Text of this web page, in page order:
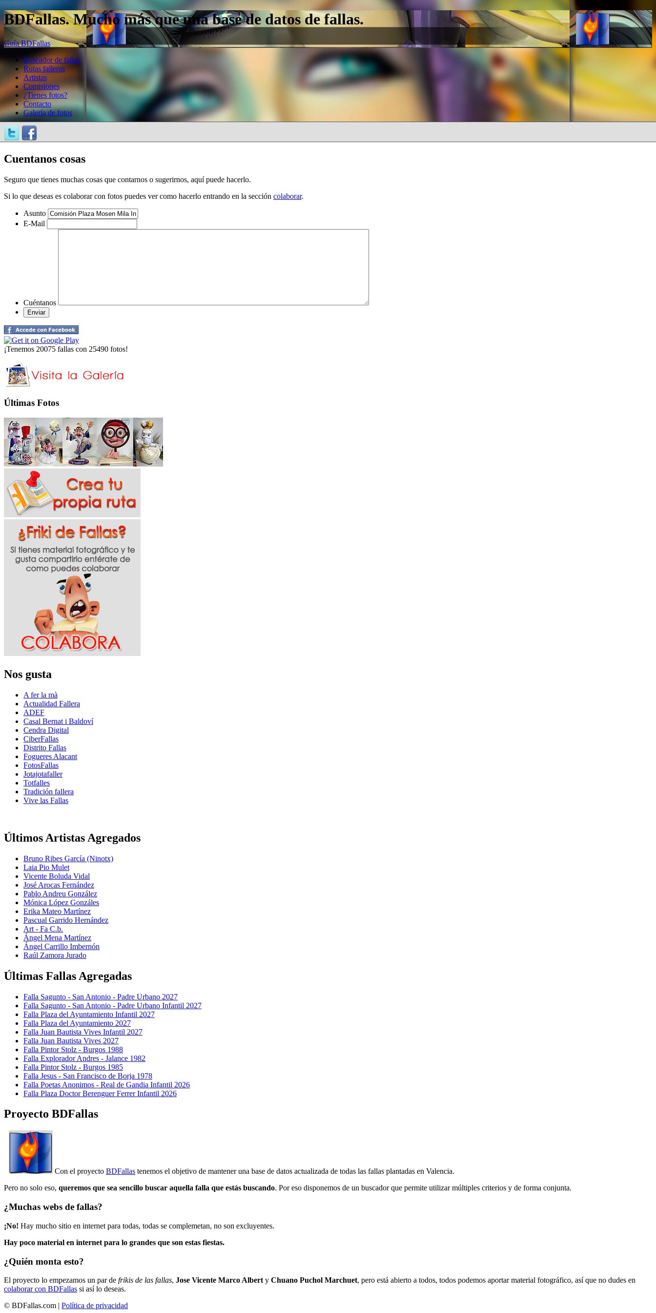
BDFallas. Mucho más que una base de datos de fallas.
Guía BDFallas
Buscador de fallas
Rutas falleras
Artistas
Comisiones
¿Tienes fotos?
Contacto
Galería de fotos
Cuentanos cosas
Seguro que tienes muchas cosas que contarnos o sugerirnos, aquí puede hacerlo.
Si lo que deseas es colaborar con fotos puedes ver como hacerlo entrando en la sección colaborar.
Asunto
E-Mail
Cuéntanos
¡Tenemos 20075 fallas con 25490 fotos!
Últimas Fotos
Nos gusta
A fer la mà
Actualidad Fallera
ADEF
Casal Bernat i Baldoví
Cendra Digital
CiberFallas
Distrito Fallas
Fogueres Alacant
FotosFallas
Jotajotafaller
Totfalles
Tradición fallera
Vive las Fallas
Últimos Artistas Agregados
Bruno Ribes García (Ninotx)
Laia Pio Mulet
Vicente Boluda Vidal
José Arocas Fernández
Pablo Andreu González
Mónica López Gonzáles
Erika Mateo Martínez
Pascual Garrido Hernández
Art - Fa C.b.
Ángel Mena Martínez
Ángel Carrillo Imbernón
Raúl Zamora Jurado
Últimas Fallas Agregadas
Falla Sagunto - San Antonio - Padre Urbano 2027
Falla Sagunto - San Antonio - Padre Urbano Infantil 2027
Falla Plaza del Ayuntamiento Infantil 2027
Falla Plaza del Ayuntamiento 2027
Falla Juan Bautista Vives Infantil 2027
Falla Juan Bautista Vives 2027
Falla Pintor Stolz - Burgos 1988
Falla Explorador Andres - Jalance 1982
Falla Pintor Stolz - Burgos 1985
Falla Jesus - San Francisco de Borja 1978
Falla Poetas Anonimos - Real de Gandia Infantil 2026
Falla Plaza Doctor Berenguer Ferrer Infantil 2026
Proyecto BDFallas
Con el proyecto BDFallas tenemos el objetivo de mantener una base de datos actualizada de todas las fallas plantadas en Valencia.
Pero no solo eso, queremos que sea sencillo buscar aquella falla que estás buscando. Por eso disponemos de un buscador que permite utilizar múltiples criterios y de forma conjunta.
¿Muchas webs de fallas?
¡No! Hay mucho sitio en internet para todas, todas se complemetan, no son excluyentes.
Hay poco material en internet para lo grandes que son estas fiestas.
¿Quién monta esto?
El proyecto lo empezamos un par de frikis de las fallas, Jose Vicente Marco Albert y Chuano Puchol Marchuet, pero está abierto a todos, todos podemos aportar material fotográfico, así que no dudes en
colaborar con BDFallas si así lo deseas.
© BDFallas.com | Política de privacidad